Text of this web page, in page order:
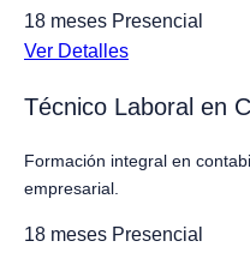
18 meses Presencial
Ver Detalles
Técnico Laboral en
Formación integral en
empresarial.
18 meses Presencial